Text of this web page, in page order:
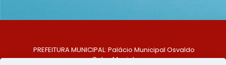
PREFEITURA MUNICIPAL: Palácio Municipal Osvaldo
Celso Maciel